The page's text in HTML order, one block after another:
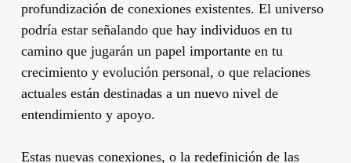
profundización de conexiones existentes. El universo
podría estar señalando que hay individuos en tu
camino que jugarán un papel importante en tu
crecimiento y evolución personal, o que relaciones
actuales están destinadas a un nuevo nivel de
entendimiento y apoyo.
Estas nuevas conexiones, o la redefinición de las